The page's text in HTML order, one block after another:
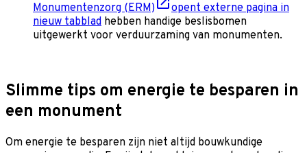
Monumentenzorg (ERM)
opent externe pagina in
nieuw tabblad hebben handige beslisbomen
uitgewerkt voor verduurzaming van monumenten.
Slimme tips om energie te besparen in
een monument
Om energie te besparen zijn niet altijd bouwkundige